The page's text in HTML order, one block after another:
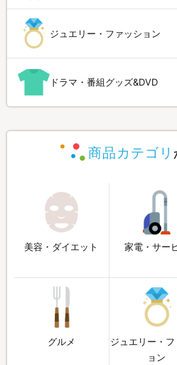
ジュエリー・ファッション
ドラマ・番組グッズ&DVD
商品カテゴリ
美容・ダイエット 家電・サー
グルメ
ジュエリー・フ
ョン